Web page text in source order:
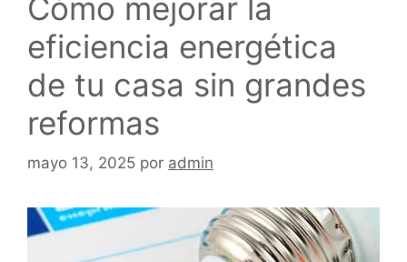
Cómo mejorar la
eficiencia energética
de tu casa sin grandes
reformas
mayo 13, 2025 por admin